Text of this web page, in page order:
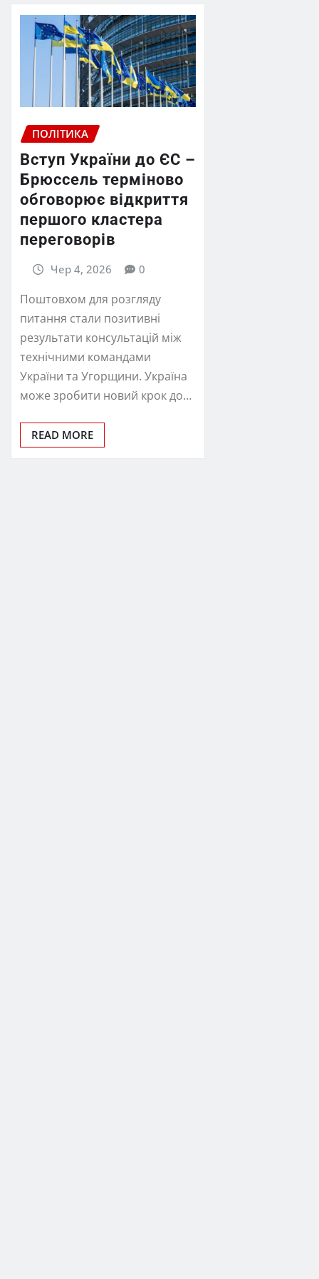
ПОЛІТИКА
Вступ України до ЄС –
Брюссель терміново
обговорює відкриття
першого кластера
переговорів
Чер 4, 2026 0
Поштовхом для розгляду
питання стали позитивні
результати консультацій між
технічними командами
України та Угорщини. Україна
може зробити новий крок до…
READ MORE